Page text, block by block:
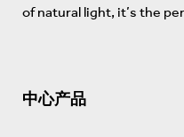
of natural light, it’s the
中心产品